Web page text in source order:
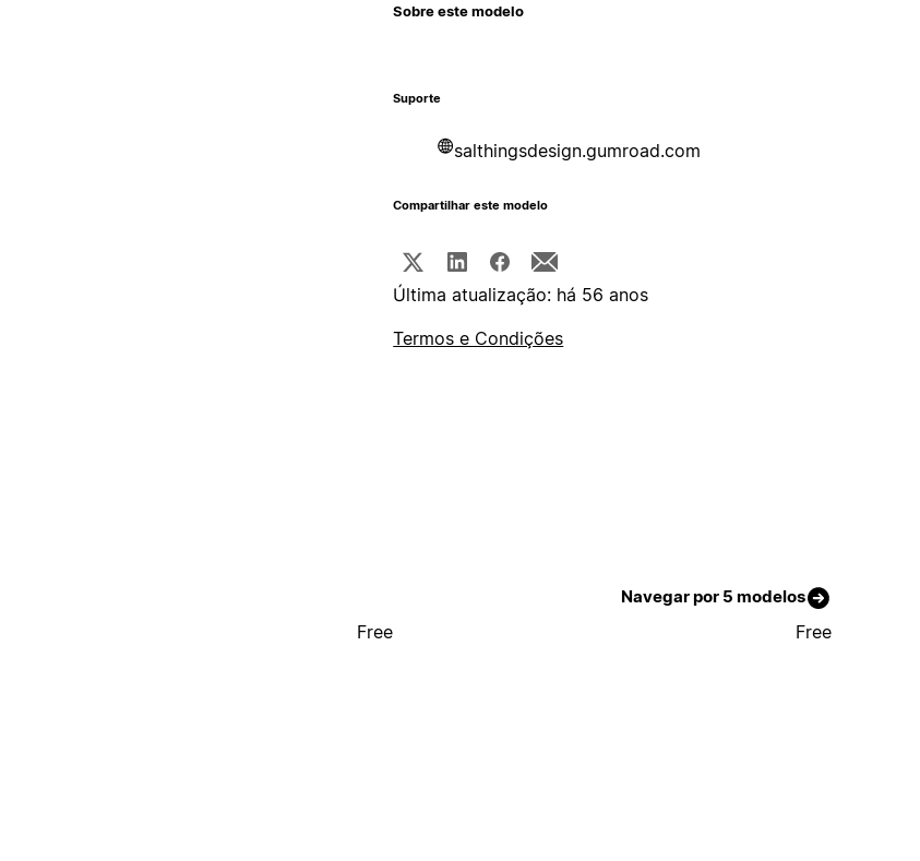
Sobre este modelo
Suporte
salthingsdesign.gumroad.com
Compartilhar este modelo
Última atualização: há 56 anos
Termos e Condições
Navegar por 5 modelos
Free Free